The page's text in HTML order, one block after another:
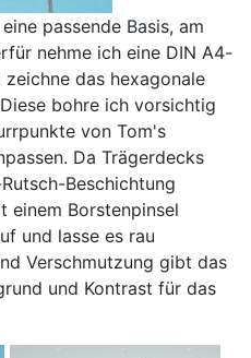
passende Basis, am
nehme ich eine DIN A4-
das hexagonale
bohre ich vorsichtig
von Tom's
Da Trägerdecks
Beschichtung
einem Borstenpinsel
und lasse es rau
Verschmutzung gibt das
und Kontrast für das